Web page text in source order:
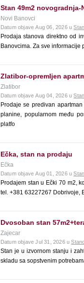
Stan 49m2 novogradnja-
Novi Banovci
Datum objave Aug 06, 2026 u
Prodaja stanova direktno od
Banovcima. Za sve informacije
Zlatibor-opremljen
Zlatibor
Datum objave Aug 04, 2026 u
Prodaje se predivan
planine, popularnom među
platfo
Ečka, stan na prodaju
Ečka
Datum objave Aug 01, 2026 u
Prodajem stan u Ečki 70 m2,
tel. +381 63227267 Dobrivoje,
Dvosoban stan
Zajecar
Datum objave Jul 31, 2026 u
Stan je u izvornom stanju i
skladu sa sopstvenim